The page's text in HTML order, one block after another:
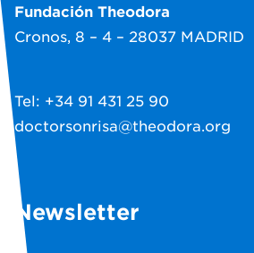
Fundación Theodora
Cronos, 8 – 4 – 28037 MADRID
Tel: +34 91 431 25 90
doctorsonrisa@theodora.org
Newsletter